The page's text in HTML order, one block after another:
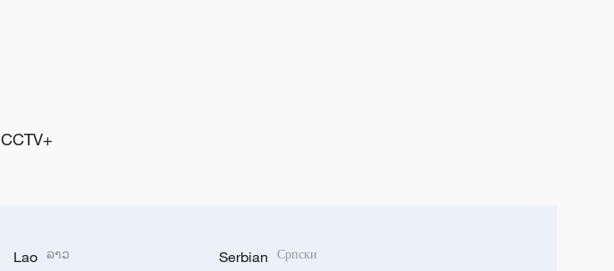
CCTV+
Lao ລາວ Serbian Српски